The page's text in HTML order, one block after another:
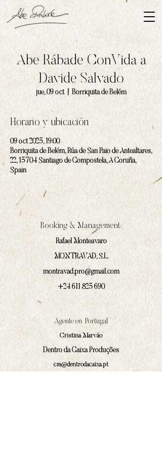
Abe Rábade ConVida a
Davide Salvado
jue, 09 oct
  |
Borriquita de Belém
Horario y ubicación
09 oct 2025, 19:00
Borriquita de Belém, Rúa de San Paio de Antealtares,
22, 15704 Santiago de Compostela, A Coruña,
Spain
Booking & Management:
Rafael Monteavaro
MONTRAVAD, S.L.
montravad.pro@gmail.com
+24 611 825 690
Agente en Portugal
Cristina Marväo
Dentro da Caixa Produções
cm@dentrodacaixa.pt